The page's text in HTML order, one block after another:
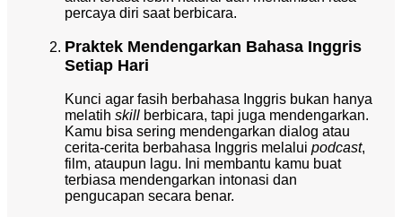
percaya diri saat berbicara.
Praktek Mendengarkan Bahasa Inggris
Setiap Hari
Kunci agar fasih berbahasa Inggris bukan hanya
melatih skill berbicara, tapi juga mendengarkan.
Kamu bisa sering mendengarkan dialog atau
cerita-cerita berbahasa Inggris melalui podcast,
film, ataupun lagu. Ini membantu kamu buat
terbiasa mendengarkan intonasi dan
pengucapan secara benar.